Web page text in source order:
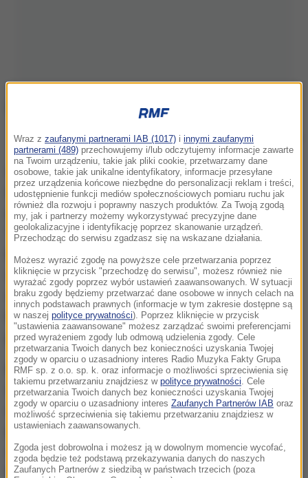
Armia brazylijska
Sąd Najwyższy Brazylii polecił w środę władzom
lokalnymuniemożliwienie blokad dróg w związku z
zapowiadanymi protestami.Według dziennika
"Washington Post", powołującego się na źródło w
brazylijskim ministerstwie sprawiedliwości, również
w innych dużych miastach kraju zmobilizowano
służby mundurowe mające przeciwstawić się
blokadom i ewentualnym atakom na budynki
państwowe.
Ministerstwo sprawiedliwości Brazylii wydłużyło w
środę okres stacjonowania w Brasilii Sił Narodowych
do 19 stycznia br. W skład tej formacji wchodzą
przedstawiciele policji cywilnej oraz wojskowej,
strażacy oraz eksperci pochodzący z każdego z
brazylijskich stanów. Siły Narodowe są
Wraz z zaufanymi partnerami IAB (1017) i innymi zaufanymi
partnerami (489) przechowujemy i/lub odczytujemy informacje zawarte
na Twoim urządzeniu, takie jak pliki cookie, przetwarzamy dane
osobowe, takie jak unikalne identyfikatory, informacje przesyłane
przez urządzenia końcowe niezbędne do personalizacji reklam i treści,
udostępnienie funkcji mediów społecznościowych pomiaru ruchu jak
również dla rozwoju i poprawny naszych produktów. Za Twoją zgodą
my, jak i partnerzy możemy wykorzystywać precyzyjne dane
geolokalizacyjne i identyfikację poprzez skanowanie urządzeń.
Przechodząc do serwisu zgadzasz się na wskazane działania.
Możesz wyrazić zgodę na powyższe cele przetwarzania poprzez
kliknięcie w przycisk "przechodzę do serwisu", możesz również nie
wyrażać zgody poprzez wybór ustawień zaawansowanych. W sytuacji
braku zgody będziemy przetwarzać dane osobowe w innych celach na
innych podstawach prawnych (informacje w tym zakresie dostępne są
w naszej polityce prywatności). Poprzez kliknięcie w przycisk
"ustawienia zaawansowane" możesz zarządzać swoimi preferencjami
przed wyrażeniem zgody lub odmową udzielenia zgody. Cele
przetwarzania Twoich danych bez konieczności uzyskania Twojej
zgody w oparciu o uzasadniony interes Radio Muzyka Fakty Grupa
RMF sp. z o.o. sp. k. oraz informacje o możliwości sprzeciwienia się
takiemu przetwarzaniu znajdziesz w polityce prywatności. Cele
przetwarzania Twoich danych bez konieczności uzyskania Twojej
zgody w oparciu o uzasadniony interes Zaufanych Partnerów IAB oraz
możliwość sprzeciwienia się takiemu przetwarzaniu znajdziesz w
ustawieniach zaawansowanych.
Zgoda jest dobrowolna i możesz ją w dowolnym momencie wycofać,
zgoda będzie też podstawą przekazywania danych do naszych
Zaufanych Partnerów z siedzibą w państwach trzecich (poza